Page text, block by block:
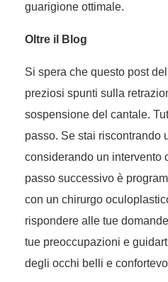
guarigione ottimale.
Oltre il Blog
Si spera che questo post
preziosi spunti sulla
sospensione del cantale.
passo. Se stai riscontrando
considerando un intervento
passo successivo è
con un chirurgo
rispondere alle tue
tue preoccupazioni e
degli occhi belli e